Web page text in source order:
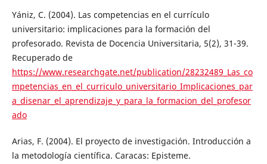
Yániz, C. (2004). Las competencias en el currículo
universitario: implicaciones para la formación del
profesorado. Revista de Docencia Universitaria, 5(2), 31-39.
Recuperado de
https://www.researchgate.net/publication/28232489_Las_co
mpetencias_en_el_curriculo_universitario_Implicaciones_par
a_disenar_el_aprendizaje_y_para_la_formacion_del_profesor
ado
Arias, F. (2004). El proyecto de investigación. Introducción a
la metodología científica. Caracas: Episteme.